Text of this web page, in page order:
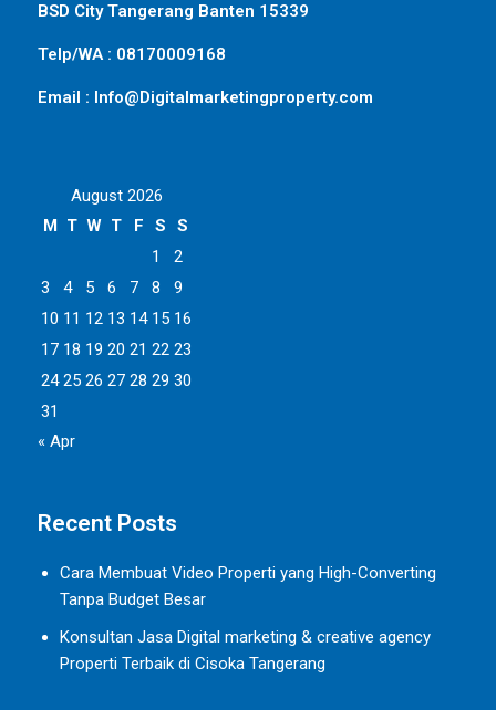
BSD City Tangerang Banten 15339
Telp/WA : 08170009168
Email : Info@Digitalmarketingproperty.com
August 2026
M T W T F S
S
1
2
3
4 5 6 7 8
9
10 11 12 13 14 15 16
17 18 19 20 21 22 23
24 25 26 27 28 29 30
31
« Apr
Recent Posts
Cara Membuat Video Properti yang High-Converting
Tanpa Budget Besar
Konsultan Jasa Digital marketing & creative agency
Properti Terbaik di Cisoka Tangerang